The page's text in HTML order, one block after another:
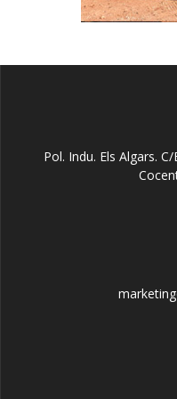
Pol. Indu. Els Algars.